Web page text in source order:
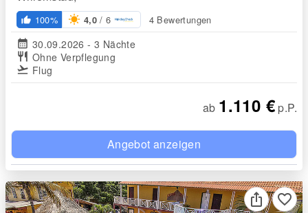
thumb_up_alt 100% 4,0 / 6 4 Bewertungen
calendar_month 30.09.2026 - 3 Nächte
restaurant Ohne Verpflegung
flight_takeoff Flug
ab 1.110 € p.P.
Angebot anzeigen
favorite_border